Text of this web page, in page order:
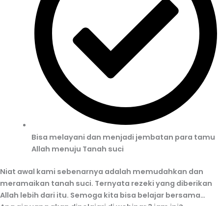
Bisa melayani dan menjadi jembatan para tamu
Allah menuju Tanah suci
Niat awal kami sebenarnya adalah memudahkan dan
meramaikan tanah suci. Ternyata rezeki yang diberikan
Allah lebih dari itu. Semoga kita bisa belajar bersama…